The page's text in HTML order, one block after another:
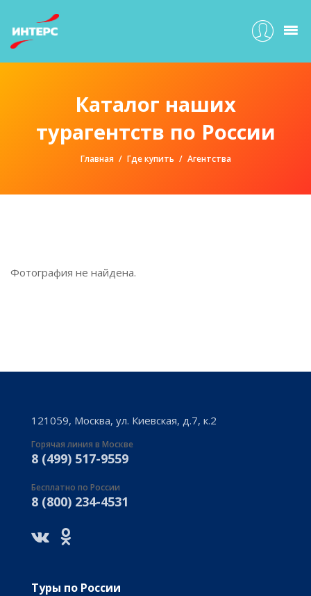
Каталог наших
турагентств по России
Главная Где купить Агентства
Фотография не найдена.
121059, Москва, ул. Киевская, д.7, к.2
Горячая линия в Москве
8 (499) 517-9559
Бесплатно по России
8 (800) 234-4531
Туры по России